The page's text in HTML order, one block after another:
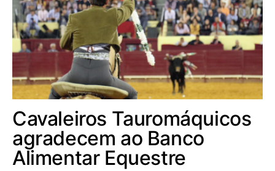
Cavaleiros Tauromáquicos
agradecem ao Banco
Alimentar Equestre